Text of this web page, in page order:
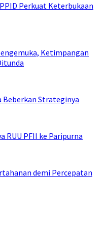
Perkuat Keterbukaan
Ketimpangan
Beberkan Strateginya
RUU PFII ke Paripurna
demi Percepatan